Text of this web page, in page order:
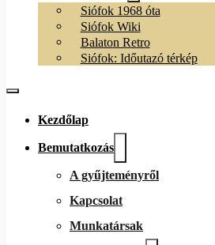
Siófok 1968 óta
Siófok Wiki
Balaton Retro
Siófok: Időutazó térkép
Kezdőlap
Bemutatkozás
A gyűjteményről
Kapcsolat
Munkatársak